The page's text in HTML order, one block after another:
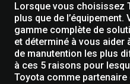
Lorsque vous choisissez
plus que de l’équipement.
gamme complète de
et déterminé à vous aider
de manutention les plus
à ces 5 raisons pour
Toyota comme partenaire